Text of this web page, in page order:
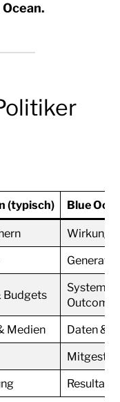
(typisch) Blue
Wirkung
Budgets
Systeme
Outcomes
Medien
Daten &
Resultate